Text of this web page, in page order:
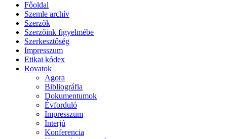
Főoldal
Szemle archív
Szerzők
Szerzőink figyelmébe
Szerkesztőség
Impresszum
Etikai kódex
Rovatok
Agora
Bibliográfia
Dokumentumok
Évforduló
Impresszum
Interjú
Konferencia